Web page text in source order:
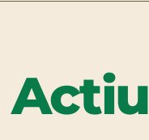
Actiu